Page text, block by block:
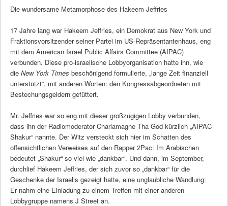
Die wundersame Metamorphose des Hakeem Jeffries
17 Jahre lang war Hakeem Jeffries, ein Demokrat aus New York und
Fraktionsvorsitzender seiner Partei im US-Repräsentantenhaus, eng
mit dem American Israel Public Affairs Committee (AIPAC)
verbunden. Diese pro-israelische Lobbyorganisation hatte ihn, wie
die New York Times beschönigend formulierte, „lange Zeit finanziell
unterstützt“, mit anderen Worten: den Kongressabgeordneten mit
Bestechungsgeldern gefüttert.
Mr. Jeffries war so eng mit dieser großzügigen Lobby verbunden,
dass ihn der Radiomoderator Charlamagne Tha God kürzlich „AIPAC
Shakur“ nannte. Der Witz versteckt sich hier im Schatten des
offensichtlichen Verweises auf den Rapper 2Pac: Im Arabischen
bedeutet „Shakur“ so viel wie „dankbar“. Und dann, im September,
durchlief Hakeem Jeffries, der sich zuvor so „dankbar“ für die
Geschenke der Israelis gezeigt hatte, eine unglaubliche Wandlung:
Er nahm eine Einladung zu einem Treffen mit einer anderen
Lobbygruppe namens J Street an.